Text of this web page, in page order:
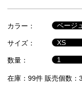
セ
ル
品
カラー：
サイズ：
数量：
在庫：99件 販売個数：